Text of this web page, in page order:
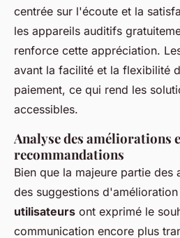
centrée sur l'écoute et la
les appareils auditifs
renforce cette appréciation.
avant la facilité et la flexibilité
paiement, ce qui rend les
accessibles.
Analyse des améliorations
recommandations
Bien que la majeure partie des
des suggestions
utilisateurs ont exprimé le
communication encore plus